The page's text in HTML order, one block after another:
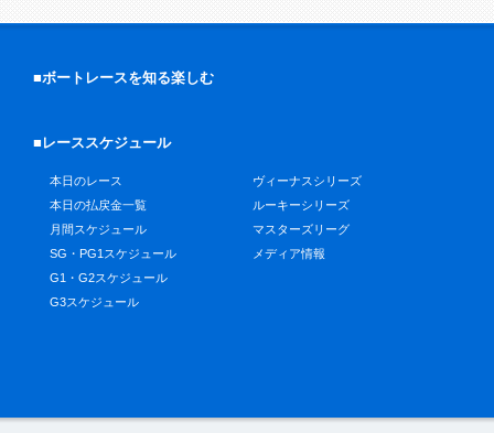
■ボートレースを知る楽しむ
■レーススケジュール
本日のレース
本日の払戻金一覧
月間スケジュール
SG・PG1スケジュール
G1・G2スケジュール
G3スケジュール
ヴィーナスシリーズ
ルーキーシリーズ
マスターズリーグ
メディア情報